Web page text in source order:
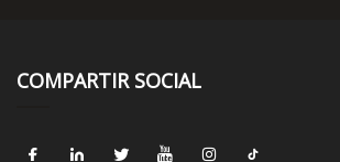
COMPARTIR SOCIAL